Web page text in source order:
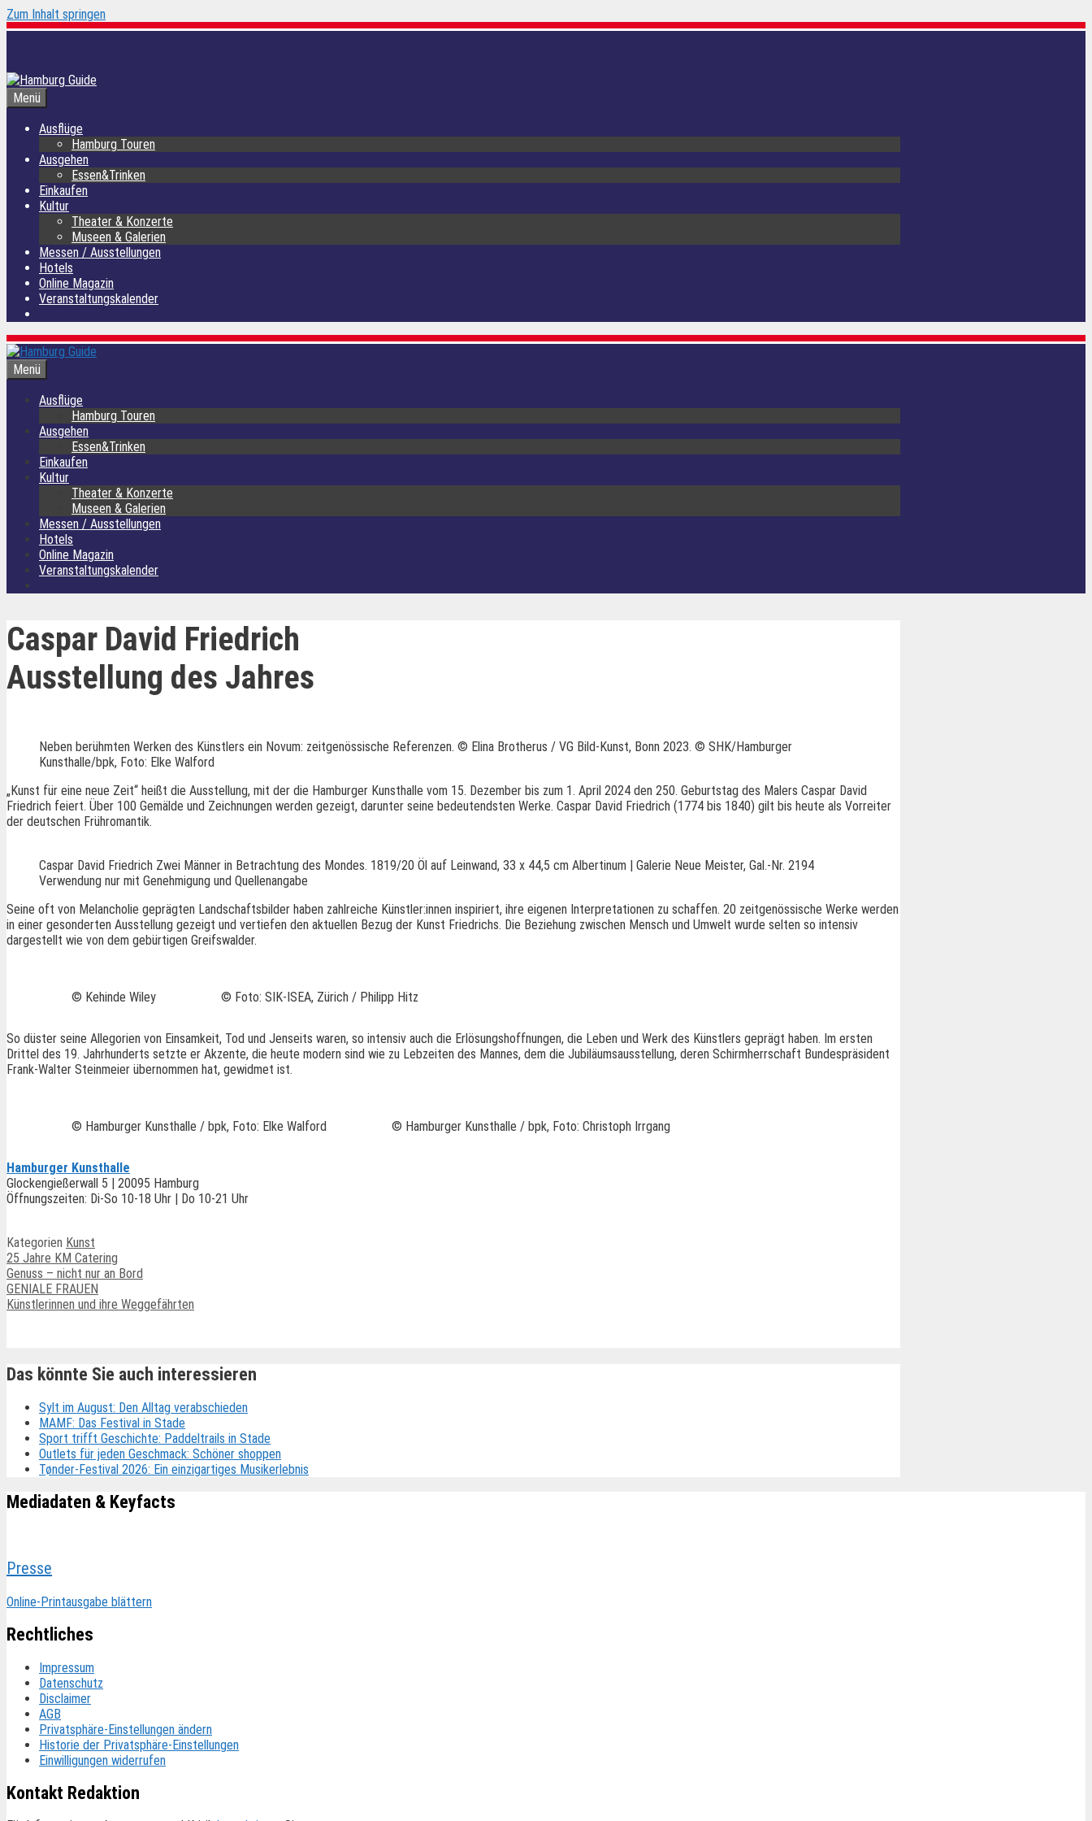
Zum Inhalt springen
Menü
Ausflüge
Hamburg Touren
Ausgehen
Essen&Trinken
Einkaufen
Kultur
Theater & Konzerte
Museen & Galerien
Messen / Ausstellungen
Hotels
Online Magazin
Veranstaltungskalender
Menü
Ausflüge
Hamburg Touren
Ausgehen
Essen&Trinken
Einkaufen
Kultur
Theater & Konzerte
Museen & Galerien
Messen / Ausstellungen
Hotels
Online Magazin
Veranstaltungskalender
Caspar David Friedrich
Ausstellung des Jahres
Neben berühmten Werken des Künstlers ein Novum: zeitgenössische Referenzen. © Elina Brotherus / VG Bild-Kunst, Bonn 2023. © SHK/Hamburger
Kunsthalle/bpk, Foto: Elke Walford
„Kunst für eine neue Zeit“ heißt die Ausstellung, mit der die Hamburger Kunsthalle vom 15. Dezember bis zum 1. April 2024 den 250. Geburtstag des Malers Caspar David
Friedrich feiert. Über 100 Gemälde und Zeichnungen werden gezeigt, darunter seine bedeutendsten Werke. Caspar David Friedrich (1774 bis 1840) gilt bis heute als Vorreiter
der deutschen Frühromantik.
Caspar David Friedrich Zwei Männer in Betrachtung des Mondes. 1819/20 Öl auf Leinwand, 33 x 44,5 cm Albertinum | Galerie Neue Meister, Gal.-Nr. 2194
Verwendung nur mit Genehmigung und Quellenangabe
Seine oft von Melancholie geprägten Landschaftsbilder haben zahlreiche Künstler:innen inspiriert, ihre eigenen Interpretationen zu schaffen. 20 zeitgenössische Werke werden
in einer gesonderten Ausstellung gezeigt und vertiefen den aktuellen Bezug der Kunst Friedrichs. Die Beziehung zwischen Mensch und Umwelt wurde selten so intensiv
dargestellt wie von dem gebürtigen Greifswalder.
© Kehinde Wiley © Foto: SIK-ISEA, Zürich / Philipp Hitz
So düster seine Allegorien von Einsamkeit, Tod und Jenseits waren, so intensiv auch die Erlösungshoffnungen, die Leben und Werk des Künstlers geprägt haben. Im ersten
Drittel des 19. Jahrhunderts setzte er Akzente, die heute modern sind wie zu Lebzeiten des Mannes, dem die Jubiläumsausstellung, deren Schirmherrschaft Bundespräsident
Frank-Walter Steinmeier übernommen hat, gewidmet ist.
© Hamburger Kunsthalle / bpk, Foto: Elke Walford © Hamburger Kunsthalle / bpk, Foto: Christoph Irrgang
Hamburger Kunsthalle
Glockengießerwall 5 | 20095 Hamburg
Öffnungszeiten: Di-So 10-18 Uhr | Do 10-21 Uhr
Kategorien Kunst
25 Jahre KM Catering
Genuss – nicht nur an Bord
GENIALE FRAUEN
Künstlerinnen und ihre Weggefährten
Das könnte Sie auch interessieren
Sylt im August: Den Alltag verabschieden
MAMF: Das Festival in Stade
Sport trifft Geschichte: Paddeltrails in Stade
Outlets für jeden Geschmack: Schöner shoppen
Tønder-Festival 2026: Ein einzigartiges Musikerlebnis
Mediadaten & Keyfacts
Presse
Online-Printausgabe blättern
Rechtliches
Impressum
Datenschutz
Disclaimer
AGB
Privatsphäre-Einstellungen ändern
Historie der Privatsphäre-Einstellungen
Einwilligungen widerrufen
Kontakt Redaktion